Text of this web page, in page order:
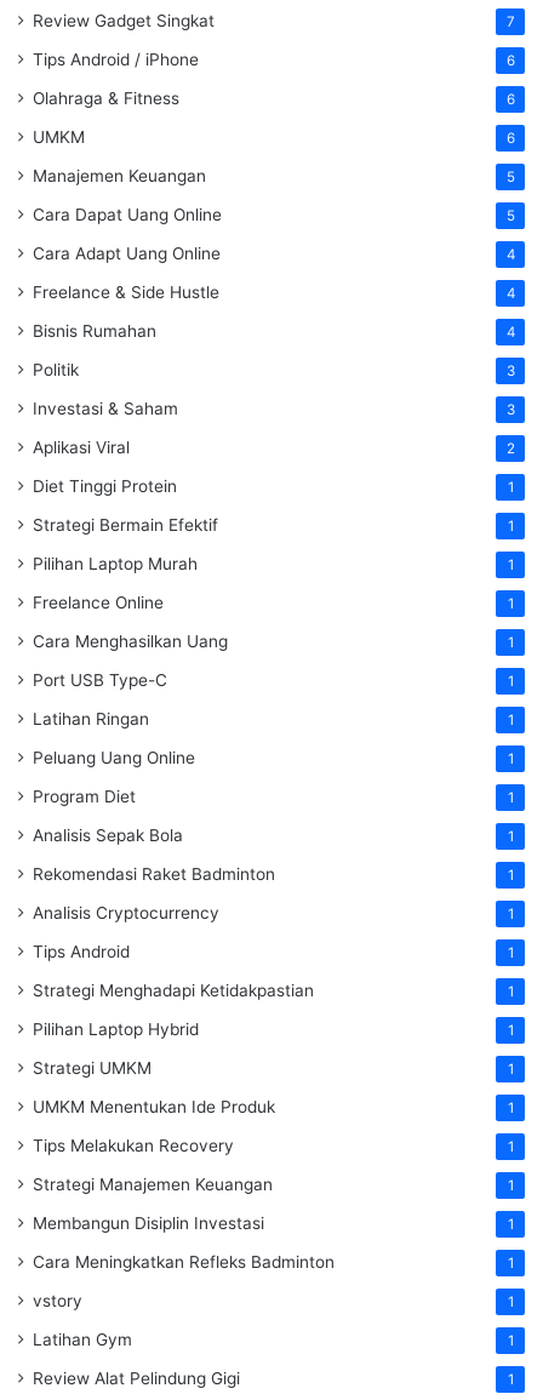
Review Gadget Singkat 7
Tips Android / iPhone 6
Olahraga & Fitness 6
UMKM 6
Manajemen Keuangan 5
Cara Dapat Uang Online 5
Cara Adapt Uang Online 4
Freelance & Side Hustle 4
Bisnis Rumahan 4
Politik 3
Investasi & Saham 3
Aplikasi Viral 2
Diet Tinggi Protein 1
Strategi Bermain Efektif 1
Pilihan Laptop Murah 1
Freelance Online 1
Cara Menghasilkan Uang 1
Port USB Type-C 1
Latihan Ringan 1
Peluang Uang Online 1
Program Diet 1
Analisis Sepak Bola 1
Rekomendasi Raket Badminton 1
Analisis Cryptocurrency 1
Tips Android 1
Strategi Menghadapi Ketidakpastian 1
Pilihan Laptop Hybrid 1
Strategi UMKM 1
UMKM Menentukan Ide Produk 1
Tips Melakukan Recovery 1
Strategi Manajemen Keuangan 1
Membangun Disiplin Investasi 1
Cara Meningkatkan Refleks Badminton 1
vstory 1
Latihan Gym 1
Review Alat Pelindung Gigi 1